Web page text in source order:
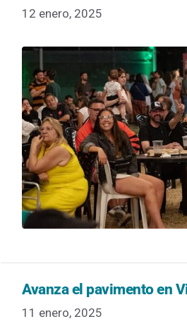
12 enero, 2025
Avanza el pavimento en
11 enero, 2025